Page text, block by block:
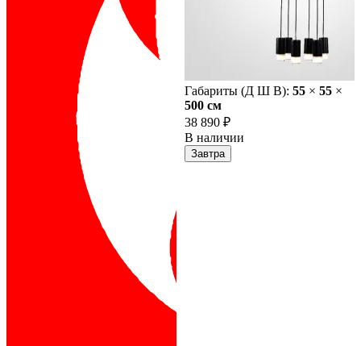
Габариты (Д Ш В): 55 × 55 ×
500 cм
38 890 ₽
В наличии
Завтра